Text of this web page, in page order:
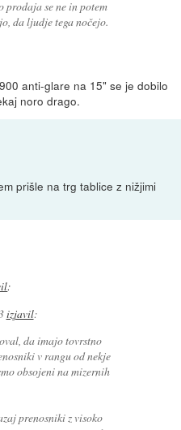
prodaja se ne in potem
da ljudje tega nočejo.
anti-glare na 15" se je dobilo
noro drago.
prišle na trg tablice z nižjimi
:
izjavil:
da imajo tovrstno
v rangu od nekje
obsojeni na mizernih
prenosniki z visoko